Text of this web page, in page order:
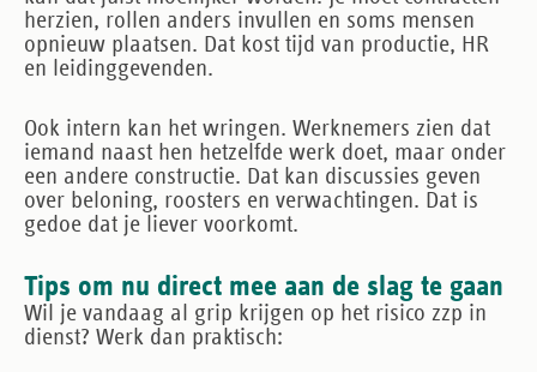
herzien, rollen anders invullen en soms mensen
opnieuw plaatsen. Dat kost tijd van productie, HR
en leidinggevenden.
Ook intern kan het wringen. Werknemers zien dat
iemand naast hen hetzelfde werk doet, maar onder
een andere constructie. Dat kan discussies geven
over beloning, roosters en verwachtingen. Dat is
gedoe dat je liever voorkomt.
Tips om nu direct mee aan de slag te gaan
Wil je vandaag al grip krijgen op het risico zzp in
dienst? Werk dan praktisch: